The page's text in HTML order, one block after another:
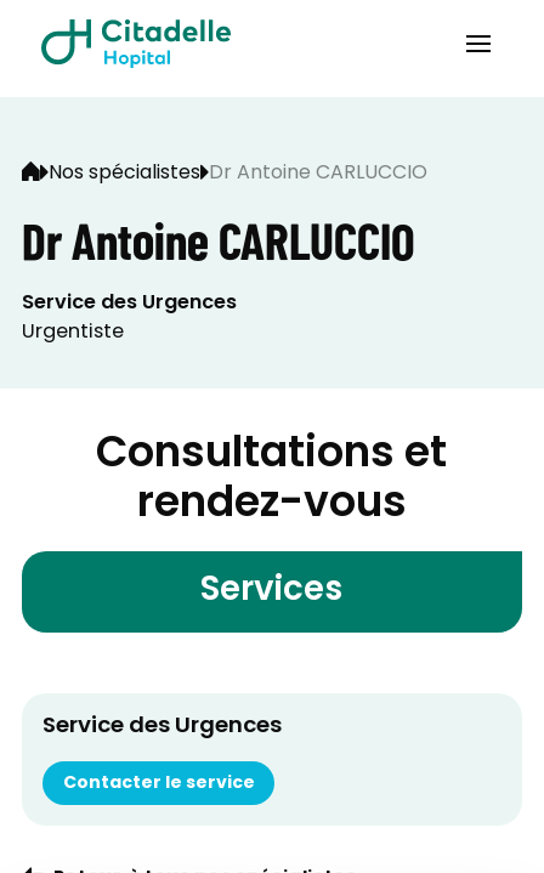
Nos spécialistes Dr Antoine CARLUCCIO
Dr Antoine CARLUCCIO
Service des Urgences
Urgentiste
Consultations et
rendez-vous
Services
Service des Urgences
Contacter le service